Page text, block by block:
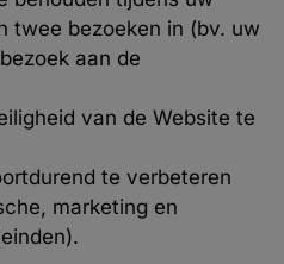
twee bezoeken in (bv. uw
aan de
van de Website te
te verbeteren
marketing en